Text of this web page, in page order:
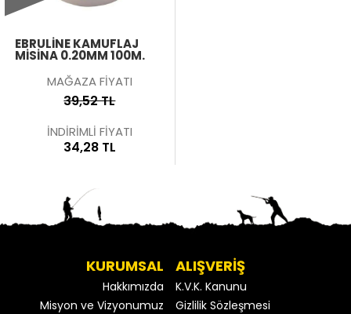
EBRULINE KAMUFLAJ
MISINA 0.20MM 100M.
MAĞAZA FİYATI
39,52 TL
İNDİRİMLİ FİYATI
34,28 TL
KURUMSAL
Hakkımızda
Misyon ve Vizyonumuz
ALIŞVERİŞ
K.V.K. Kanunu
Gizlilik Sözleşmesi